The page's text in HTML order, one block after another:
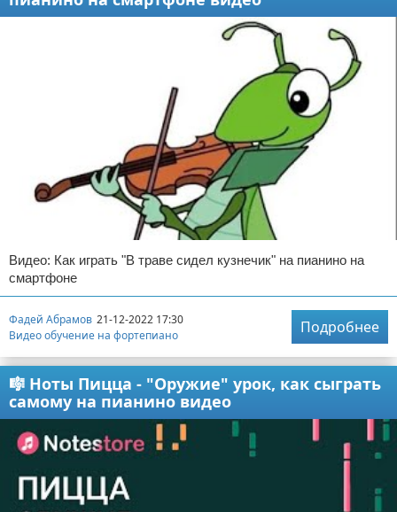
Видео: Как играть "В траве сидел кузнечик" на пианино на
смартфоне
Фадей Абрамов 21-12-2022 17:30
Видео обучение на фортепиано
Подробнее
🎼 Ноты Пицца - "Оружие" урок, как сыграть
самому на пианино видео